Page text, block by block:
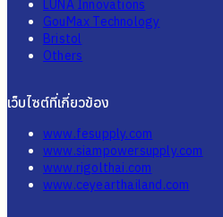
LUNA Innovations
GouMax Technology
Bristol
Others
เว็บไซต์ที่เกี่ยวข้อง
www.fesupply.com
www.siampowersupply.com
www.rigolthai.com
www.ceyearthailand.com